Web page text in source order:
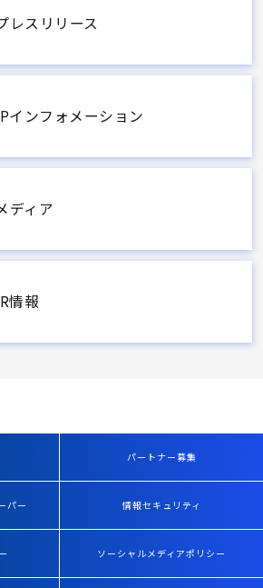
レスリリース
インフォメーション
ディア
情報
パートナー募集
パー 情報セキュリティ
ソーシャルメディアポリシー